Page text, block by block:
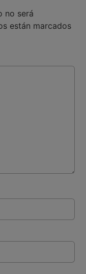
no será
están marcados